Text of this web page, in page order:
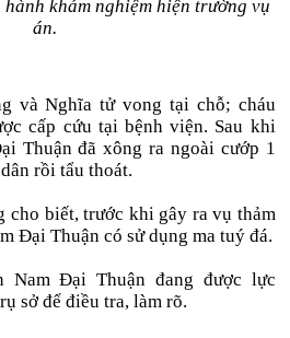
khám nghiệm hiện trường vụ
án.
và Nghĩa tử vong tại chỗ; cháu
cấp cứu tại bệnh viện. Sau khi
Thuận đã xông ra ngoài cướp 1
rồi tẩu thoát.
cho biết, trước khi gây ra vụ thảm
Đại Thuận có sử dụng ma tuý đá.
Nam Đại Thuận đang được lực
sở để điều tra, làm rõ.